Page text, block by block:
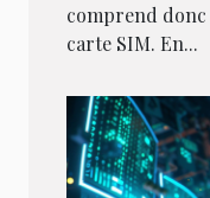
comprend
carte SIM. En...